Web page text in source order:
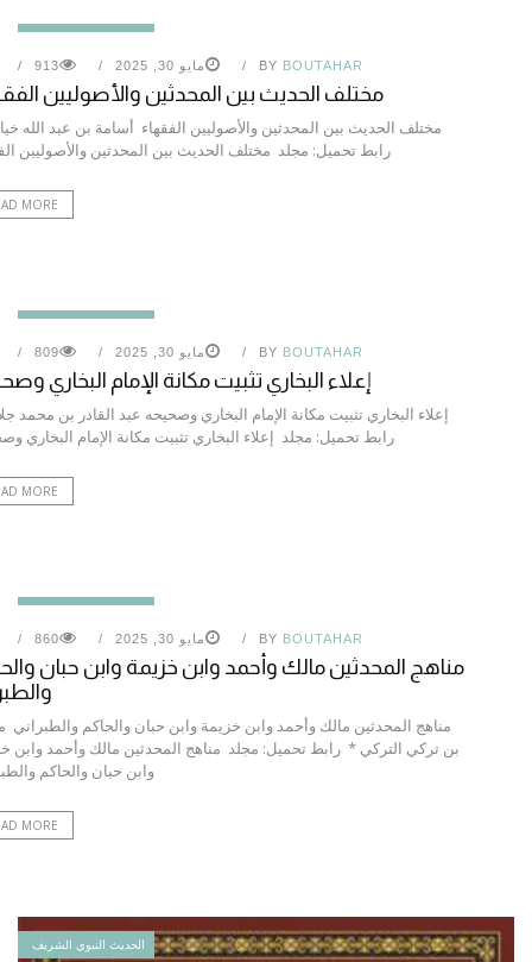
BY BOUTAHAR مايو 30, 2025 913
مختلف الحديث بين المحدثين والأصوليين
مختلف الحديث بين المحدثين والأصوليين الفقهاء أسامة بن عبد الله
رابط تحميل: مجلد مختلف الحديث بين المحدثين والأصوليين
MORE
BY BOUTAHAR مايو 30, 2025 809
إعلاء البخاري تثبيت مكانة الإمام البخاري
إعلاء البخاري تثبيت مكانة الإمام البخاري وصحيحه عبد القادر بن محمد
رابط تحميل: مجلد إعلاء البخاري تثبيت مكانة الإمام البخاري
MORE
BY BOUTAHAR مايو 30, 2025 860
مناهج المحدثين مالك وأحمد وابن خزيمة وابن حبان
مناهج المحدثين مالك وأحمد وابن خزيمة وابن حبان والحاكم والطبراني
بن تركي التركي * رابط تحميل: مجلد مناهج المحدثين مالك وأحمد وابن
وابن حبان والحاكم
MORE
الحديث النبوي الشريف